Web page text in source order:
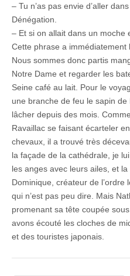
– Tu n’as pas envie d’aller
Dénégation.
– Et si on allait dans un moche
Cette phrase a immédiatement
Nous sommes donc partis
Notre Dame et regarder les
Seine café au lait. Pour le
une branche de feu le sapin de
lâcher depuis des mois.
Ravaillac se faisant écarteler
chevaux, il a trouvé très
la façade de la cathédrale, je
les anges avec leurs ailes, et la
Dominique, créateur de
qui n’est pas peu dire. Mais
promenant sa tête coupée
avons écouté les cloches de
et des touristes japonais.